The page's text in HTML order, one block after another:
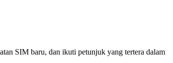
SIM baru, dan ikuti petunjuk yang tertera dalam